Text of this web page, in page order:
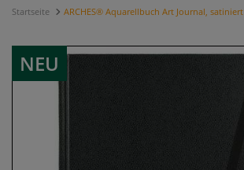
Startseite ARCHES® Aquarellbuch Art Journal, satiniert
NEU